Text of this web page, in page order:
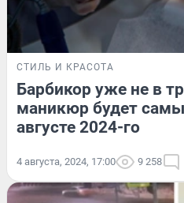
СТИЛЬ И КРАСОТА
Барбикор уже не в
маникюр будет
августе 2024-го
4 августа, 2024, 17:00 9 258